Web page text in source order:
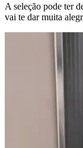
A seleção pode ter
vai te dar muita